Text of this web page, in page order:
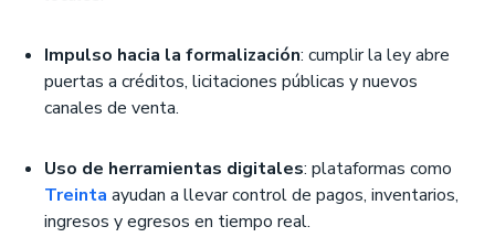
Impulso hacia la formalización: cumplir la ley abre
puertas a créditos, licitaciones públicas y nuevos
canales de venta.
Uso de herramientas digitales: plataformas como
Treinta ayudan a llevar control de pagos, inventarios,
ingresos y egresos en tiempo real.